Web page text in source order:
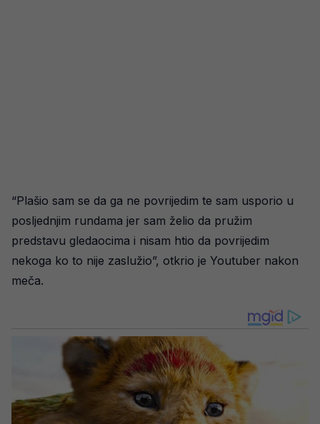
“Plašio sam se da ga ne povrijedim te sam usporio u
posljednjim rundama jer sam želio da pružim
predstavu gledaocima i nisam htio da povrijedim
nekoga ko to nije zaslužio”, otkrio je Youtuber nakon
meča.